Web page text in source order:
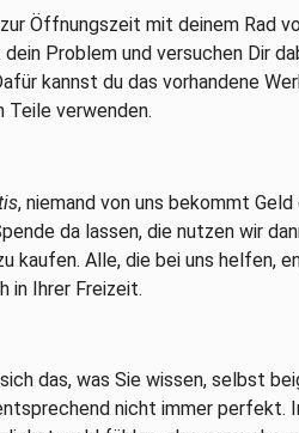
Öffnungszeit mit deinem Rad
dein Problem und versuchen Dir
kannst du das vorhandene
Teile verwenden.
, niemand von uns bekommt
da lassen, die nutzen wir
kaufen. Alle, die bei uns helfen,
in Ihrer Freizeit.
das, was Sie wissen, selbst
nicht immer perfekt.